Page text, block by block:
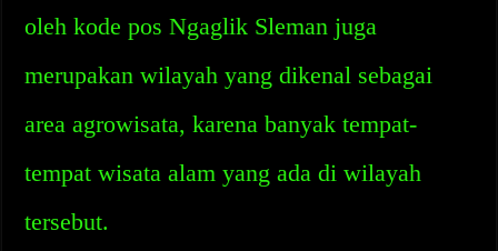
oleh kode pos Ngaglik Sleman juga
merupakan wilayah yang dikenal sebagai
area agrowisata, karena banyak tempat-
tempat wisata alam yang ada di wilayah
tersebut.